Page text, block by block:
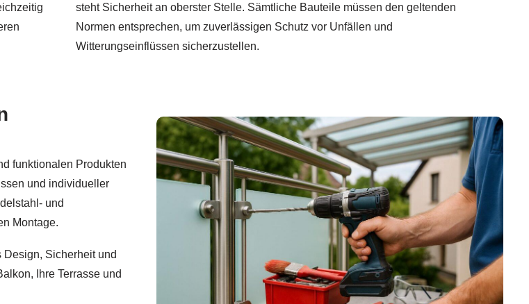
steht Sicherheit an oberster Stelle. Sämtliche Bauteile müssen den geltenden
Normen entsprechen, um zuverlässigen Schutz vor Unfällen und
Witterungseinflüssen sicherzustellen.
funktionalen Produkten
und individueller
und
Montage.
Sicherheit und
Ihre Terrasse und